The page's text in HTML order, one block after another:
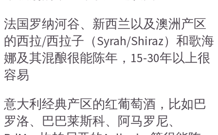
法国罗纳河谷、新西兰以及澳洲产区
的西拉/西拉子（Syrah/Shiraz）和歌海
娜及其混酿很能陈年，15-30年以上很
容易
意大利经典产区的红葡萄酒，比如巴
罗洛、巴巴莱斯科、阿马罗尼、